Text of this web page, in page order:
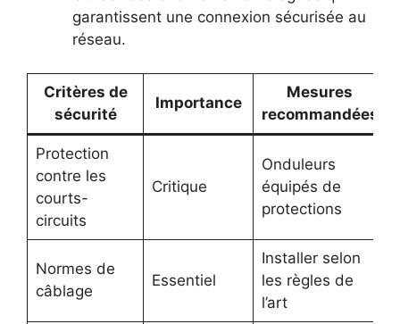
garantissent une connexion sécurisée au
réseau.
Critères de
sécurité
Importance
Mesures
recommandées
Protection
contre les
courts-
circuits
Critique
Onduleurs
équipés de
protections
Normes de
câblage
Essentiel
Installer selon
les règles de
l’art